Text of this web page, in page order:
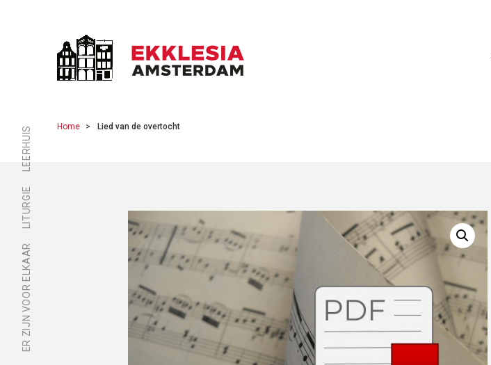
LEERHUIS
LITURGIE
ER ZIJN VOOR ELKAAR
Home Lied van de overtocht